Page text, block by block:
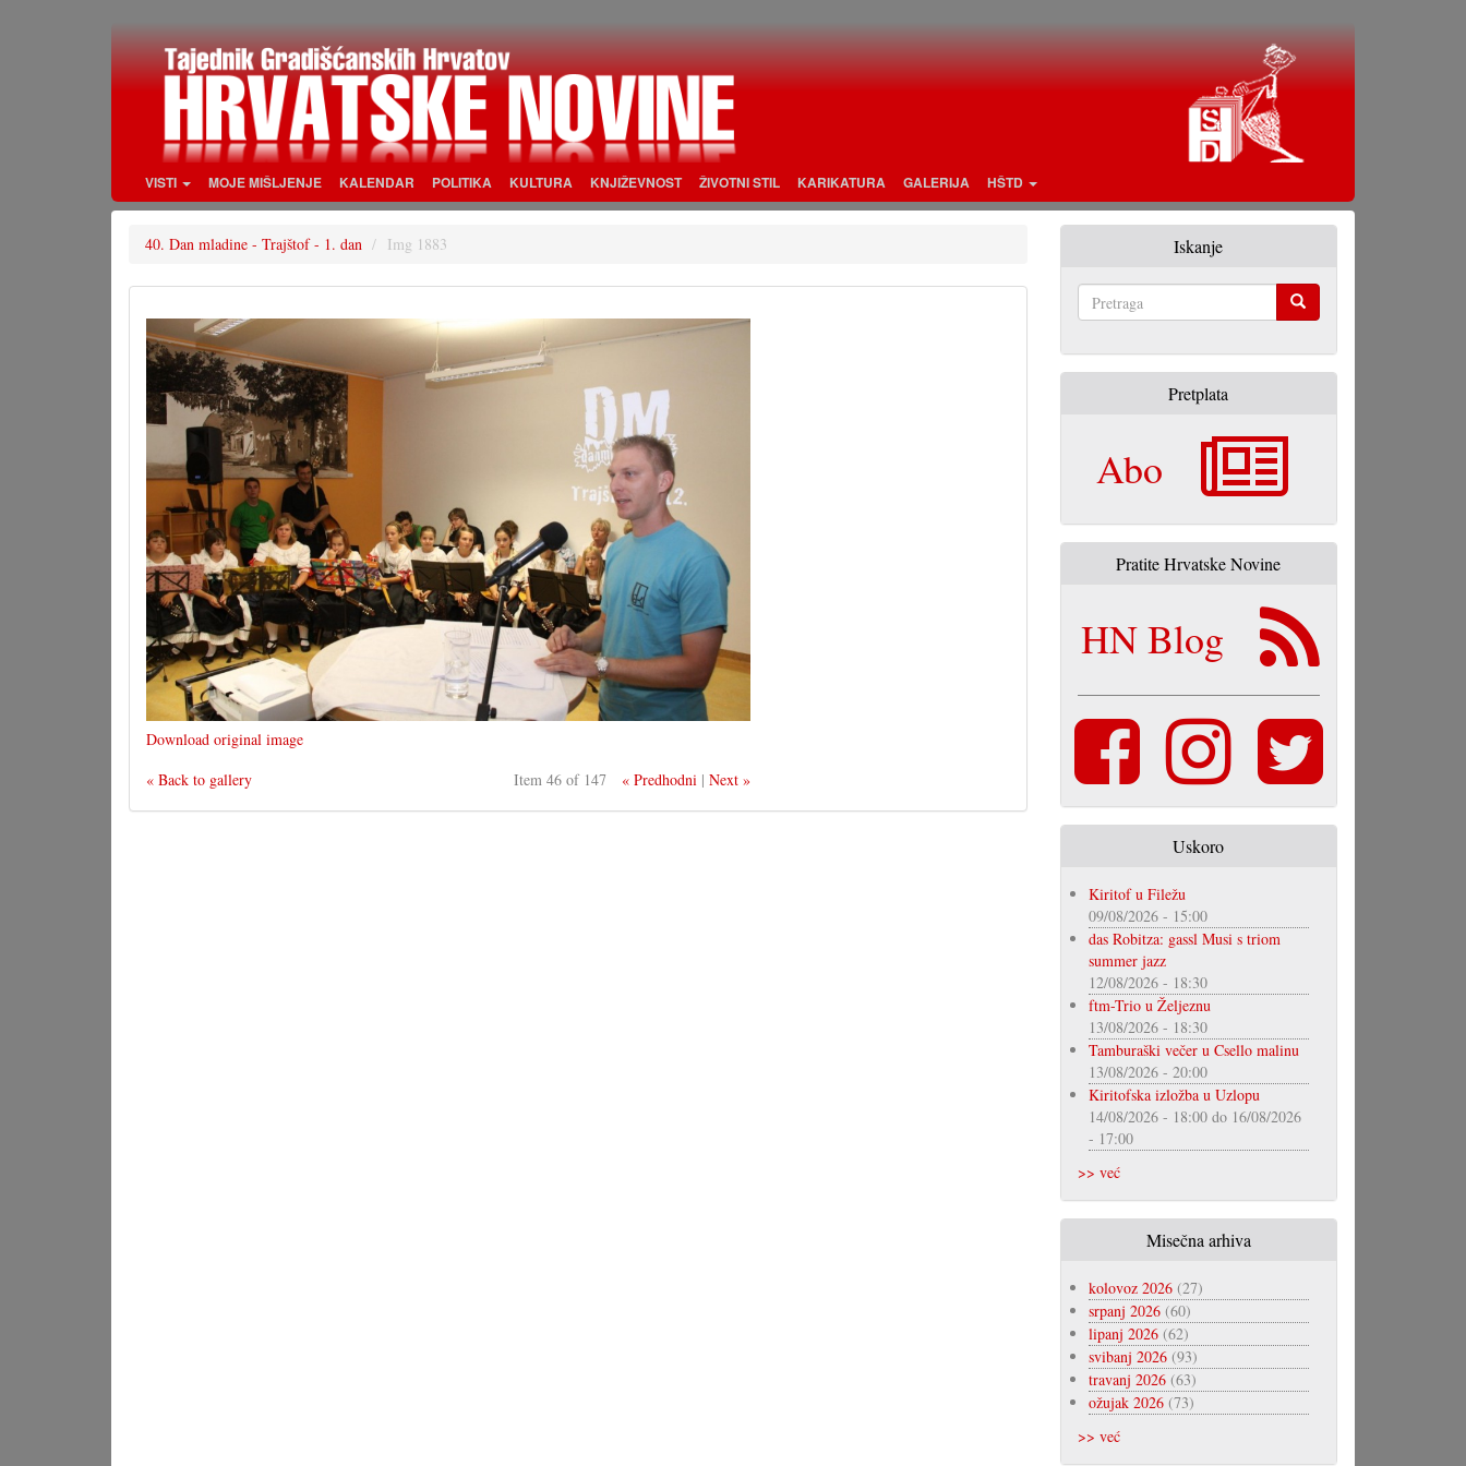
VISTI MOJE MIŠLJENJE KALENDAR POLITIKA KULTURA KNJIŽEVNOST ŽIVOTNI STIL KARIKATURA GALERIJA HŠTD
40. Dan mladine - Trajštof - 1. dan Img 1883
Download original image
« Back to gallery
Item 46 of 147 « Predhodni |Next »
Iskanje
Pretplata
Abo
Pratite Hrvatske Novine
HN Blog
Uskoro
Kiritof u Filežu
09/08/2026 - 15:00
das Robitza: gassl Musi s triom
summer jazz
12/08/2026 - 18:30
ftm-Trio u Željeznu
13/08/2026 - 18:30
Tamburaški večer u Csello malinu
13/08/2026 - 20:00
Kiritofska izložba u Uzlopu
14/08/2026 - 18:00do 16/08/2026
- 17:00
>> već
Misečna arhiva
kolovoz 2026(27)
srpanj 2026(60)
lipanj 2026(62)
svibanj 2026(93)
travanj 2026(63)
ožujak 2026(73)
>> već